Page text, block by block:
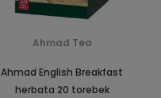
Ahmad Tea
Ahmad English Breakfast
herbata 20 torebek